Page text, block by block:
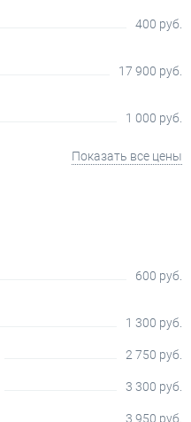
400 руб.
17 900 руб.
1 000 руб.
Показать все цены
600 руб.
1 300 руб.
2 750 руб.
3 300 руб.
3 950 руб.